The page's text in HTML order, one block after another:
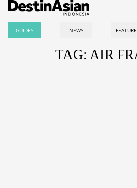
GUIDES NEWS
TAG: AIR